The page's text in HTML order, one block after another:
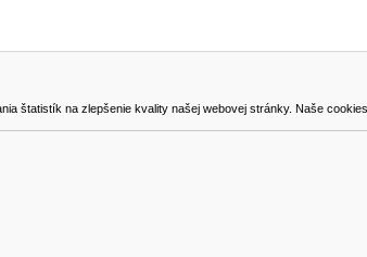
na zlepšenie kvality našej webovej stránky. Naše